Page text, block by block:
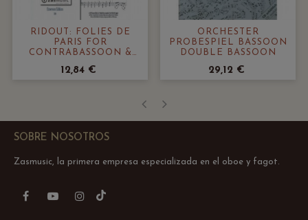
RIDOUT: FOLIES DE
PARIS FOR
CONTRABASSOON &
12,84 €
ORCHESTER
PROBESPIEL BASSOON
DOUBLE BASSOON
29,12 €
SOBRE NOSOTROS
Zasmusic, la primera empresa especializada en el oboe y fagot.
FacebookYouTubeInstagram